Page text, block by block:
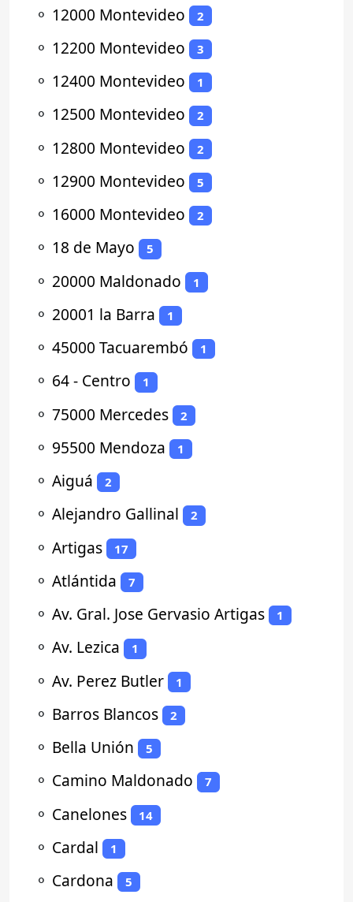
⚬ 12000 Montevideo 2
⚬ 12200 Montevideo 3
⚬ 12400 Montevideo 1
⚬ 12500 Montevideo 2
⚬ 12800 Montevideo 2
⚬ 12900 Montevideo 5
⚬ 16000 Montevideo 2
⚬ 18 de Mayo 5
⚬ 20000 Maldonado 1
⚬ 20001 la Barra 1
⚬ 45000 Tacuarembó 1
⚬ 64 - Centro 1
⚬ 75000 Mercedes 2
⚬ 95500 Mendoza 1
⚬ Aiguá 2
⚬ Alejandro Gallinal 2
⚬ Artigas 17
⚬ Atlántida 7
⚬ Av. Gral. Jose Gervasio Artigas 1
⚬ Av. Lezica 1
⚬ Av. Perez Butler 1
⚬ Barros Blancos 2
⚬ Bella Unión 5
⚬ Camino Maldonado 7
⚬ Canelones 14
⚬ Cardal 1
⚬ Cardona 5